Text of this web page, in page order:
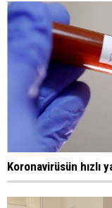
Koronavirüsün hızlı